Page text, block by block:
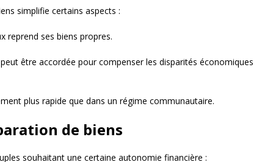
simplifie certains aspects :
reprend ses biens propres.
peut être accordée pour compenser les disparités économiques
plus rapide que dans un régime communautaire.
de biens
souhaitant une certaine autonomie financière :